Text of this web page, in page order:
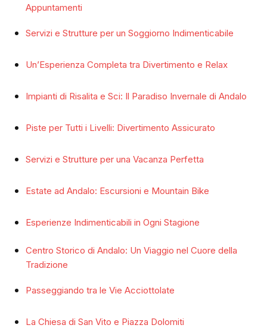
Appuntamenti
Servizi e Strutture per un Soggiorno Indimenticabile
Un’Esperienza Completa tra Divertimento e Relax
Impianti di Risalita e Sci: Il Paradiso Invernale di Andalo
Piste per Tutti i Livelli: Divertimento Assicurato
Servizi e Strutture per una Vacanza Perfetta
Estate ad Andalo: Escursioni e Mountain Bike
Esperienze Indimenticabili in Ogni Stagione
Centro Storico di Andalo: Un Viaggio nel Cuore della
Tradizione
Passeggiando tra le Vie Acciottolate
La Chiesa di San Vito e Piazza Dolomiti